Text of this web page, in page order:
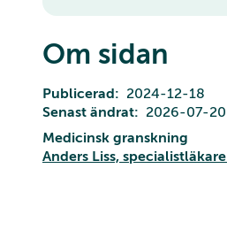
Om sidan
Publicerad
2024-12-18
Senast ändrat
2026-07-20
Medicinsk granskning
Anders Liss,